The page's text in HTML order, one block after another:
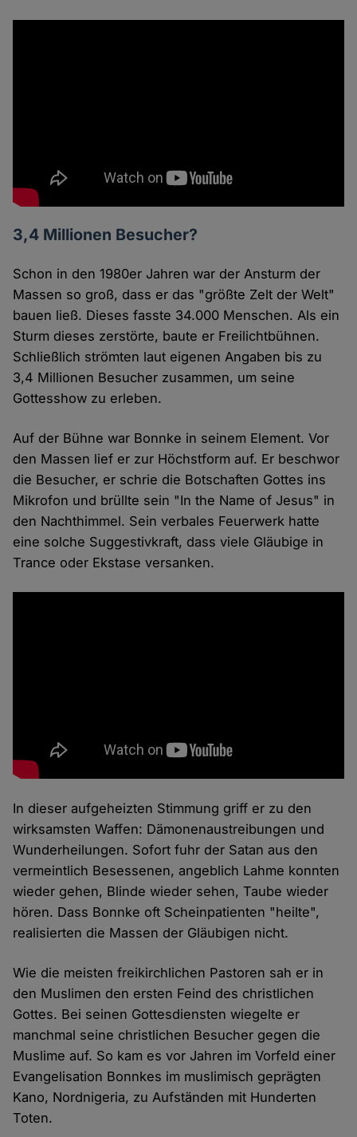
3,4 Millionen Besucher?
Schon in den 1980er Jahren war der Ansturm der
Massen so groß, dass er das "größte Zelt der Welt"
bauen ließ. Dieses fasste 34.000 Menschen. Als ein
Sturm dieses zerstörte, baute er Freilichtbühnen.
Schließlich strömten laut eigenen Angaben bis zu
3,4 Millionen Besucher zusammen, um seine
Gottesshow zu erleben.
Auf der Bühne war Bonnke in seinem Element. Vor
den Massen lief er zur Höchstform auf. Er beschwor
die Besucher, er schrie die Botschaften Gottes ins
Mikrofon und brüllte sein "In the Name of Jesus" in
den Nachthimmel. Sein verbales Feuerwerk hatte
eine solche Suggestivkraft, dass viele Gläubige in
Trance oder Ekstase versanken.
In dieser aufgeheizten Stimmung griff er zu den
wirksamsten Waffen: Dämonenaustreibungen und
Wunderheilungen. Sofort fuhr der Satan aus den
vermeintlich Besessenen, angeblich Lahme konnten
wieder gehen, Blinde wieder sehen, Taube wieder
hören. Dass Bonnke oft Scheinpatienten "heilte",
realisierten die Massen der Gläubigen nicht.
Wie die meisten freikirchlichen Pastoren sah er in
den Muslimen den ersten Feind des christlichen
Gottes. Bei seinen Gottesdiensten wiegelte er
manchmal seine christlichen Besucher gegen die
Muslime auf. So kam es vor Jahren im Vorfeld einer
Evangelisation Bonnkes im muslimisch geprägten
Kano, Nordnigeria, zu Aufständen mit Hunderten
Toten.